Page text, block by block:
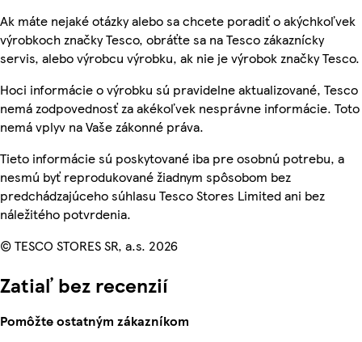
Ak máte nejaké otázky alebo sa chcete poradiť o akýchkoľvek
výrobkoch značky Tesco, obráťte sa na Tesco zákaznícky
servis, alebo výrobcu výrobku, ak nie je výrobok značky Tesco.
Hoci informácie o výrobku sú pravidelne aktualizované, Tesco
nemá zodpovednosť za akékoľvek nesprávne informácie. Toto
nemá vplyv na Vaše zákonné práva.
Tieto informácie sú poskytované iba pre osobnú potrebu, a
nesmú byť reprodukované žiadnym spôsobom bez
predchádzajúceho súhlasu Tesco Stores Limited ani bez
náležitého potvrdenia.
© TESCO STORES SR, a.s. 2026
Zatiaľ bez recenzií
Pomôžte ostatným zákazníkom